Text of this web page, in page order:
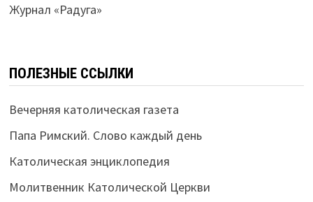
Журнал «Радуга»
ПОЛЕЗНЫЕ ССЫЛКИ
Вечерняя католическая газета
Папа Римский. Слово каждый день
Католическая энциклопедия
Молитвенник Католической Церкви